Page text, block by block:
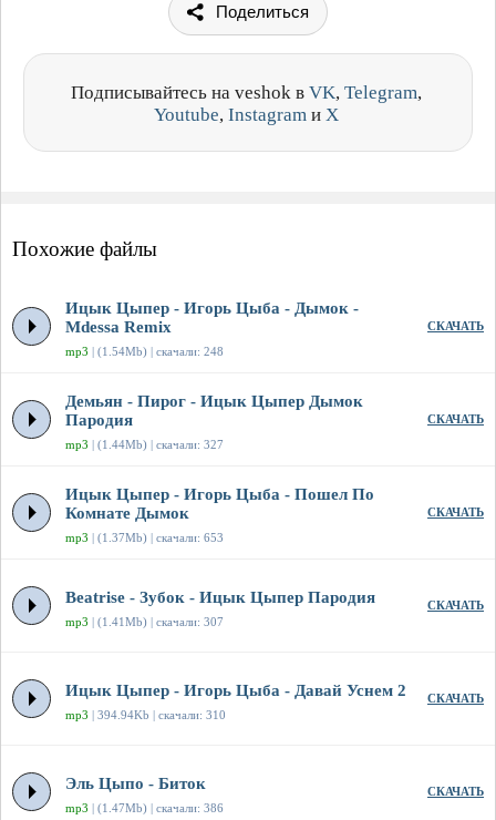
Поделиться
Подписывайтесь на veshok в VK, Telegram,
Youtube, Instagram и X
Похожие файлы
Ицык Цыпер - Игорь Цыба - Дымок -
Mdessa Remix
mp3 | (1.54Mb) | скачали: 248
СКАЧАТЬ
Демьян - Пирог - Ицык Цыпер Дымок
Пародия
mp3 | (1.44Mb) | скачали: 327
СКАЧАТЬ
Ицык Цыпер - Игорь Цыба - Пошел По
Комнате Дымок
mp3 | (1.37Mb) | скачали: 653
СКАЧАТЬ
Beatrise - Зубок - Ицык Цыпер Пародия
mp3 | (1.41Mb) | скачали: 307
СКАЧАТЬ
Ицык Цыпер - Игорь Цыба - Давай Уснем 2
mp3 | 394.94Kb | скачали: 310
СКАЧАТЬ
Эль Цыпо - Биток
mp3 | (1.47Mb) | скачали: 386
СКАЧАТЬ